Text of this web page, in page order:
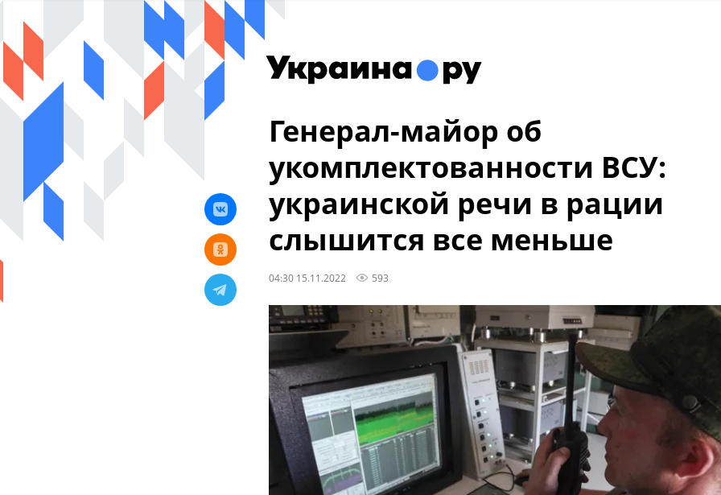
Генерал-майор об
укомплектованности ВСУ:
украинской речи в рации
слышится все меньше
04:30 15.11.2022 593